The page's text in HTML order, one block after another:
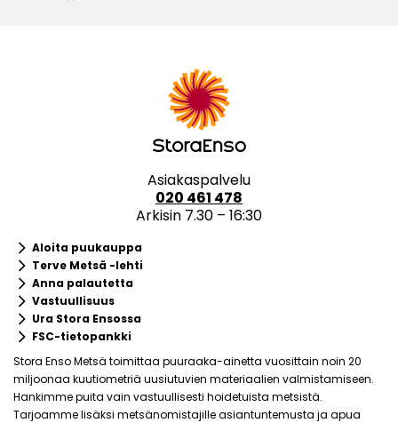
Asiakaspalvelu
020 461 478
Arkisin 7.30 – 16:30
keyboard_arrow_rightAloita puukauppa
keyboard_arrow_rightTerve Metsä -lehti
keyboard_arrow_rightAnna palautetta
keyboard_arrow_rightVastuullisuus
keyboard_arrow_rightUra Stora Ensossa
keyboard_arrow_rightFSC-tietopankki
Stora Enso Metsä toimittaa puuraaka-ainetta vuosittain noin 20
miljoonaa kuutiometriä uusiutuvien materiaalien valmistamiseen.
Hankimme puita vain vastuullisesti hoidetuista metsistä.
Tarjoamme lisäksi metsänomistajille asiantuntemusta ja apua